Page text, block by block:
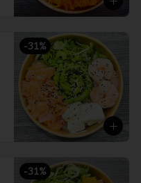
-31%
-31%